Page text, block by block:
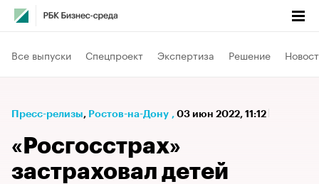
Все выпуски Спецпроект Экспертиза Решение
Пресс-релизы⁠, Ростов-на-Дону , 03 июн 2022, 11:12
«Росгосстрах»
застраховал детей